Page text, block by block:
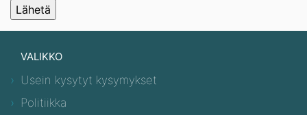
VALIKKO
Usein kysytyt kysymykset
Politiikka